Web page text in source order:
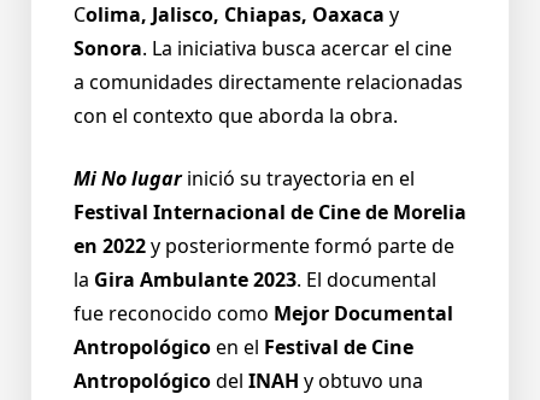
Colima, Jalisco, Chiapas, Oaxaca y
Sonora. La iniciativa busca acercar el cine
a comunidades directamente relacionadas
con el contexto que aborda la obra.
Mi No lugarinició su trayectoria en el
Festival Internacional de Cine de Morelia
en 2022y posteriormente formó parte de
la Gira Ambulante 2023. El documental
fue reconocido como Mejor Documental
Antropológicoen el Festival de Cine
Antropológicodel INAH y obtuvo una